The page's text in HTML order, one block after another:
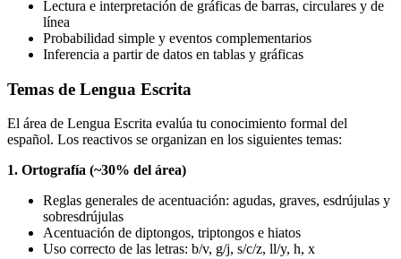
Lectura e interpretación de gráficas de barras, circulares y de
línea
Probabilidad simple y eventos complementarios
Inferencia a partir de datos en tablas y gráficas
Temas de Lengua Escrita
El área de Lengua Escrita evalúa tu conocimiento formal del
español. Los reactivos se organizan en los siguientes temas:
1. Ortografía (~30% del área)
Reglas generales de acentuación: agudas, graves, esdrújulas y
sobresdrújulas
Acentuación de diptongos, triptongos e hiatos
Uso correcto de las letras: b/v, g/j, s/c/z, ll/y, h, x